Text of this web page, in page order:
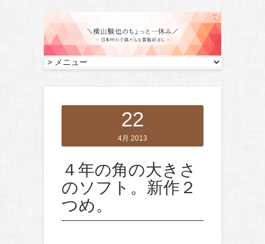
22
4月 2013
４年の角の大きさ
のソフト。新作２
つめ。